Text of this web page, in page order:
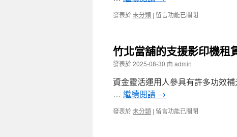
元
與
肥
茶〉
中
樹
票
借
款
個
人
台
北
發表於未分類 | 在
家
專
業
團
隊
中
機
留言功能已關閉
竹北當舖的支援影印機租
發表於2025-08-30 由 admin
資金靈活運用人參具有許多功效
… 繼續閱讀 →
發表於未分類 | 在
留言功能已關閉